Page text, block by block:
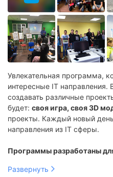
Увлекательная программа,
интересные IT направления.
создавать различные
будет: своя игра, своя 3D
проекты. Каждый новый
направления из IT сферы.
Программы разработаны
Знают всех ведущих
Развернуть